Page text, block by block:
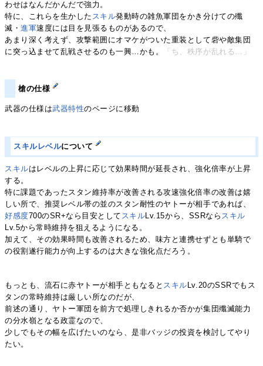
わせはなんだかんだで強力。
特に、これらを生かした スキル発動時の雑魚軍団をかき分けての殲
滅・進軍速度には目を見張るものがあるので、
あまり深く考えず、攻撃範囲にオマケがついた重装として砦や敵集団
に突っ込ませて乱戦させるのも一興…かも。
「ち、秩序が乱れる…」
槍の仕様
武器の仕様は武器特性のページに移動
スキルレベルについて
スキルはレベルの上昇に応じて効果時間が延長され、強化倍率が上昇
する。
特に課題であったスタン維持率が改善される攻速強化倍率の改善は嬉
しい所で、推奨レベル帯の並のスタン耐性のヤトーが相手であれば、
好感度700のSR+なら目安として スキルLv.15から、SSRなら スキル
Lv.5から常時維持を狙えるようになる。
加えて、その効果時間も改善されるため、味方と連携せずとも単騎で
の役割遂行能力が向上するのは大きな強化点だろう。
もっとも、流石に赤ヤトーが相手ともなると スキル Lv.20のSSRでもス
タンの常時維持は厳しい所なのだが、
前述の通り、ヤトー軍団を前方で処理しきれるか否かが集団殲滅能力
の分水嶺となる政霊なので、
少しでもその幅を広げたいのなら、是非バッジの投資を検討してやり
たい。